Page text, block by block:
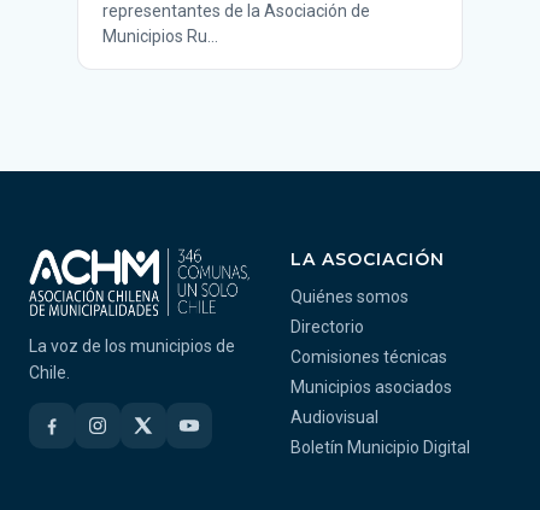
representantes de la Asociación de
Municipios Ru…
La voz de los municipios de
Chile.
LA ASOCIACIÓN
Quiénes somos
Directorio
Comisiones técnicas
Municipios asociados
Audiovisual
Boletín Municipio Digital